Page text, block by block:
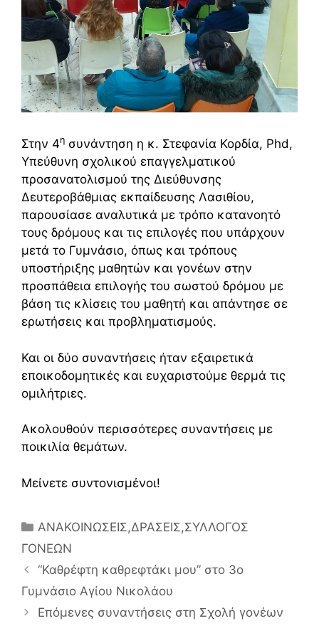
Στην 4η συνάντηση η κ. Στεφανία Κορδία, Phd,
Υπεύθυνη σχολικού επαγγελματικού
προσανατολισμού της Διεύθυνσης
Δευτεροβάθμιας εκπαίδευσης Λασιθίου,
παρουσίασε αναλυτικά με τρόπο κατανοητό
τους δρόμους και τις επιλογές που υπάρχουν
μετά το Γυμνάσιο, όπως και τρόπους
υποστήριξης μαθητών και γονέων στην
προσπάθεια επιλογής του σωστού δρόμου με
βάση τις κλίσεις του μαθητή και απάντησε σε
ερωτήσεις και προβληματισμούς.
Και οι δύο συναντήσεις ήταν εξαιρετικά
εποικοδομητικές και ευχαριστούμε θερμά τις
ομιλήτριες.
Ακολουθούν περισσότερες συναντήσεις με
ποικιλία θεμάτων.
Μείνετε συντονισμένοι!
Κατηγορίες
ΑΝΑΚΟΙΝΩΣΕΙΣ,ΔΡΑΣΕΙΣ,ΣΥΛΛΟΓΟΣ
ΓΟΝΕΩΝ
“Καθρέφτη καθρεφτάκι μου” στο 3ο
Γυμνάσιο Αγίου Νικολάου
Επόμενες συναντήσεις στη Σχολή γονέων